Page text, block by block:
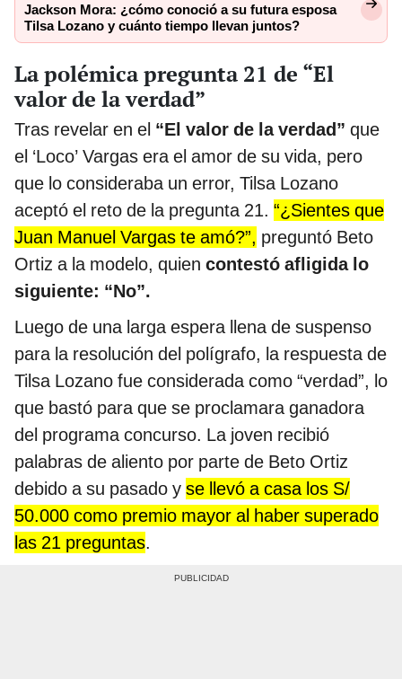
Jackson Mora: ¿cómo conoció a su futura esposa
Tilsa Lozano y cuánto tiempo llevan juntos?
La polémica pregunta 21 de “El
valor de la verdad”
Tras revelar en el “El valor de la verdad” que
el ‘Loco’ Vargas era el amor de su vida, pero
que lo consideraba un error, Tilsa Lozano
aceptó el reto de la pregunta 21. “¿Sientes que
Juan Manuel Vargas te amó?”, preguntó Beto
Ortiz a la modelo, quien contestó afligida lo
siguiente: “No”.
Luego de una larga espera llena de suspenso
para la resolución del polígrafo, la respuesta de
Tilsa Lozano fue considerada como “verdad”, lo
que bastó para que se proclamara ganadora
del programa concurso. La joven recibió
palabras de aliento por parte de Beto Ortiz
debido a su pasado y se llevó a casa los S/
50.000 como premio mayor al haber superado
las 21 preguntas.